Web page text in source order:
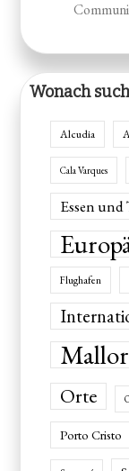
Wonach
Alcudia
Cala Varques
Essen
Flughafen
Orte
Porto Cristo